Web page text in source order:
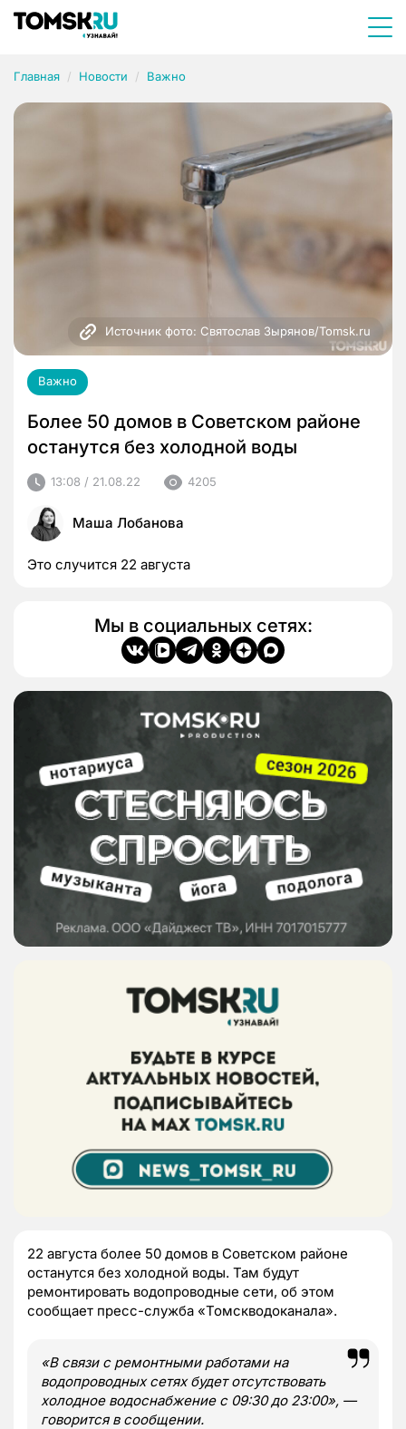
Главная Новости Важно
Источник фото: Святослав Зырянов/Tomsk.ru
Важно
Более 50 домов в Советском районе
останутся без холодной воды
13:08 / 21.08.22 4205
Маша Лобанова
Это случится 22 августа
Мы в социальных сетях:
22 августа более 50 домов в Советском районе
останутся без холодной воды. Там будут
ремонтировать водопроводные сети, об этом
сообщает пресс-служба «Томскводоканала».
«В связи с ремонтными работами на
водопроводных сетях будет отсутствовать
холодное водоснабжение с 09:30 до 23:00», —
говорится в сообщении.